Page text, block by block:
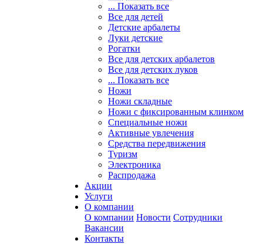
... Показать все
Все для детей
Детские арбалеты
Луки детские
Рогатки
Все для детских арбалетов
Все для детских луков
... Показать все
Ножи
Ножи складные
Ножи с фиксированным клинком
Специальные ножи
Активные увлечения
Средства передвижения
Туризм
Электроника
Распродажа
Акции
Услуги
О компании
О компании Новости Сотрудники
Вакансии
Контакты